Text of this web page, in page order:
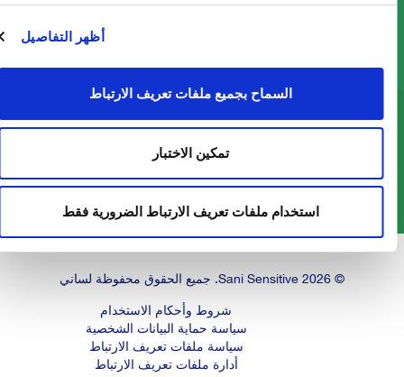
أظهر التفاصيل
السماح بجميع ملفات تعريف الارتباط
تمكين الاختبار
استخدام ملفات تعريف الارتباط الضرورية فقط
من خلال برنامج Act Green ، وضعنا "الرعاية" موضع
شروط وأحكام الاستخدام
سياسة حماية البيانات الشخصية
سياسة ملفات تعريف الارتباط
أدارة ملفات تعريف الارتباط